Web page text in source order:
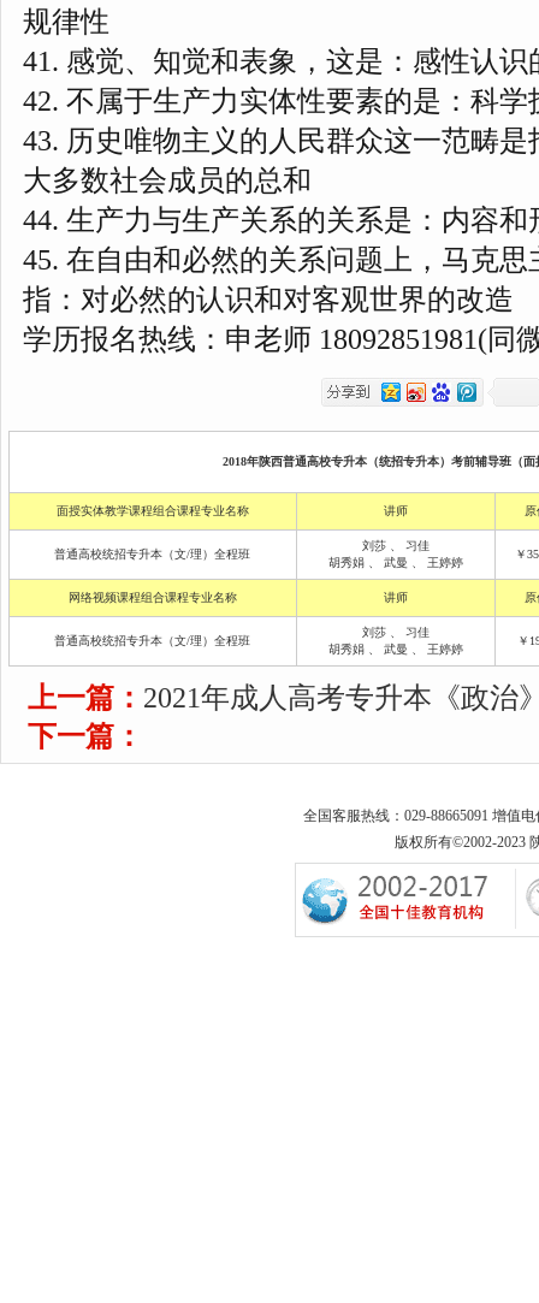
规律性
41. 感觉、知觉和表象，这是：感性认识
42. 不属于生产力实体性要素的是：科学
43. 历史唯物主义的人民群众这一范畴
大多数社会成员的总和
44. 生产力与生产关系的关系是：内容和
45. 在自由和必然的关系问题上，马克
指：对必然的认识和对客观世界的改造
学历报名热线：申老师 18092851981(同
2018年陕西普通高校专升本（统招专升本）考前辅导班（
面授实体教学课程组合课程专业名称 讲师
普通高校统招专升本（文/理）全程班
刘莎
习佳
胡秀娟
武曼 王婷婷
￥
网络视频课程组合课程专业名称 讲师
普通高校统招专升本（文/理）全程班
刘莎
习佳
胡秀娟
武曼 王婷婷
￥
上一篇： 2021年成人高考专升本《政治
下一篇：
全国客服热线：029-88665091 增值
版权所有©2002-2023